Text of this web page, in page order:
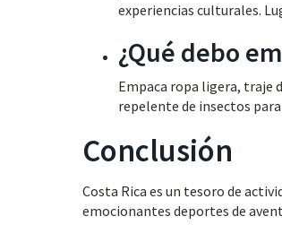
experiencias culturales.
¿Qué debo
Empaca ropa ligera, traje
repelente de insectos
Conclusión
Costa Rica es un tesoro de
emocionantes deportes de